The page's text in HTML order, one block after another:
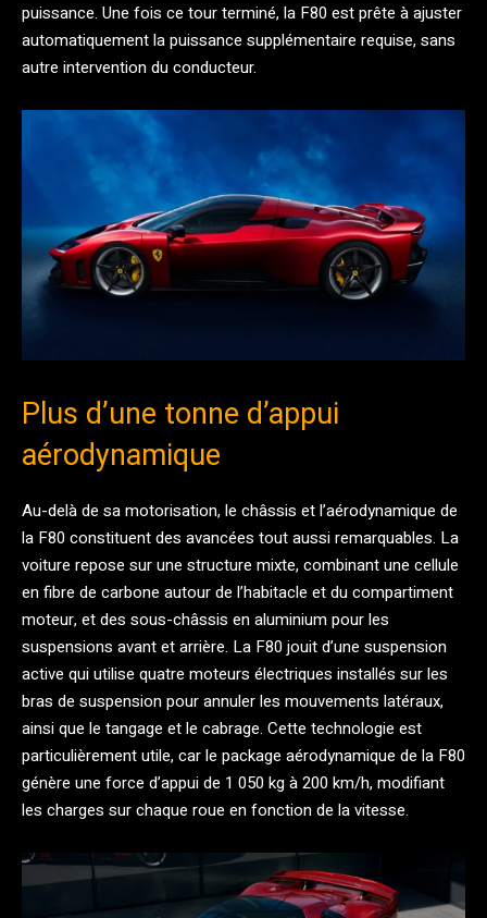
puissance. Une fois ce tour terminé, la F80 est prête à ajuster
automatiquement la puissance supplémentaire requise, sans
autre intervention du conducteur.
Plus d’une tonne d’appui
aérodynamique
Au-delà de sa motorisation, le châssis et l’aérodynamique de
la F80 constituent des avancées tout aussi remarquables. La
voiture repose sur une structure mixte, combinant une cellule
en fibre de carbone autour de l’habitacle et du compartiment
moteur, et des sous-châssis en aluminium pour les
suspensions avant et arrière. La F80 jouit d’une suspension
active qui utilise quatre moteurs électriques installés sur les
bras de suspension pour annuler les mouvements latéraux,
ainsi que le tangage et le cabrage. Cette technologie est
particulièrement utile, car le package aérodynamique de la F80
génère une force d’appui de 1 050 kg à 200 km/h, modifiant
les charges sur chaque roue en fonction de la vitesse.